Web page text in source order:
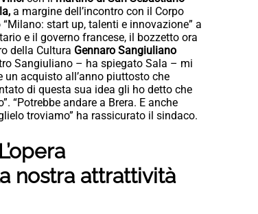
a margine dell’incontro con il Corpo
start up, talenti e innovazione” a
e il governo francese, il bozzetto ora
della Cultura Gennaro Sangiuliano
Sangiuliano – ha spiegato Sala – mi
acquisto all’anno piuttosto che
di questa sua idea gli ho detto che
“Potrebbe andare a Brera. E anche
troviamo” ha rassicurato il sindaco.
nostra attrattività